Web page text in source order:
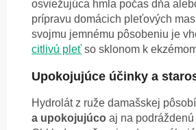
osviežujúca hmla počas dňa
prípravu domácich pleťových
svojmu jemnému pôsobeniu je
citlivú pleť so sklonom k
Upokojujúce účinky a
Hydrolát z ruže damašskej pôsobí
a upokojujúco aj na